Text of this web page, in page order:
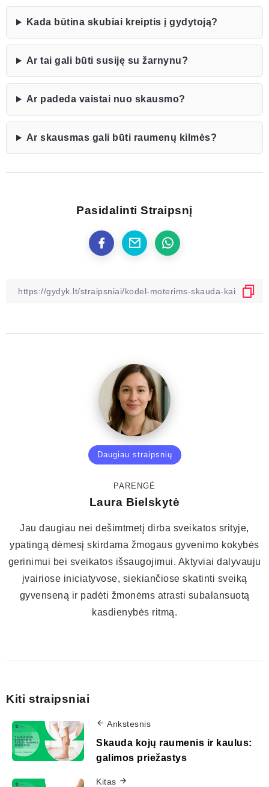
Kada būtina skubiai kreiptis į gydytoją?
Ar tai gali būti susiję su žarnynu?
Ar padeda vaistai nuo skausmo?
Ar skausmas gali būti raumenų kilmės?
Pasidalinti Straipsnį
Daugiau straipsnių
PARENGĖ
Laura Bielskytė
Jau daugiau nei dešimtmetį dirba sveikatos srityje,
ypatingą dėmesį skirdama žmogaus gyvenimo kokybės
gerinimui bei sveikatos išsaugojimui. Aktyviai dalyvauju
įvairiose iniciatyvose, siekiančiose skatinti sveiką
gyvenseną ir padėti žmonėms atrasti subalansuotą
kasdienybės ritmą.
Kiti straipsniai
Ankstesnis
Skauda kojų raumenis ir kaulus:
galimos priežastys
Kitas